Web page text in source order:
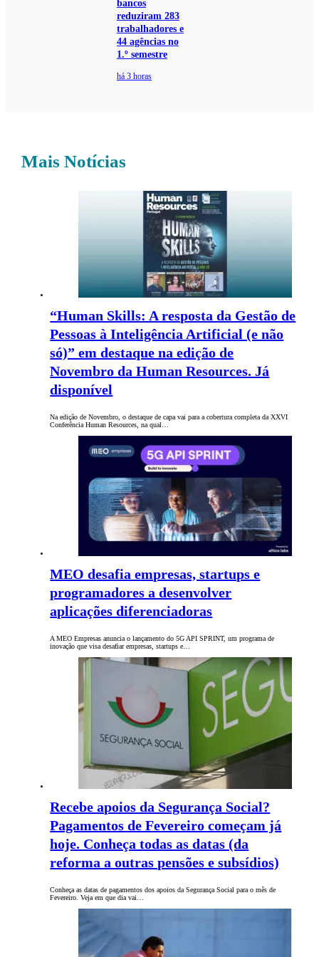
bancos
reduziram 283
trabalhadores e
44 agências no
1.º semestre
há 3 horas
Mais Notícias
“Human Skills: A resposta da Gestão de
Pessoas à Inteligência Artificial (e não
só)” em destaque na edição de
Novembro da Human Resources. Já
disponível
Na edição de Novembro, o destaque de capa vai para a cobertura completa da XXVI
Conferência Human Resources, na qual…
MEO desafia empresas, startups e
programadores a desenvolver
aplicações diferenciadoras
A MEO Empresas anuncia o lançamento do 5G API SPRINT, um programa de
inovação que visa desafiar empresas, startups e…
Recebe apoios da Segurança Social?
Pagamentos de Fevereiro começam já
hoje. Conheça todas as datas (da
reforma a outras pensões e subsídios)
Conheça as datas de pagamentos dos apoios da Segurança Social para o mês de
Fevereiro. Veja em que dia vai…